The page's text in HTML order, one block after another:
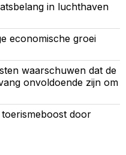
in luchthaven
economische groei
waarschuwen dat de
onvoldoende zijn om
door